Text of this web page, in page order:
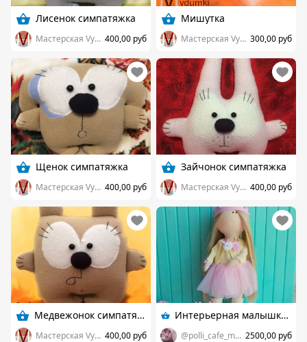
Лисенок симпатяжка
Мастерская Vydumki 400,00 руб
Мишутка
Мастерская Vydumki 300,00 руб
Щенок симпатяжка
Мастерская Vydumki 400,00 руб
Зайчонок симпатяжка
Мастерская Vydumki 400,00 руб
Медвежонок симпатяжка
Мастерская Vydumki 400,00 руб
Интерьерная малышка ручной работы.
@polli_cafe_mimis 2500,00 руб